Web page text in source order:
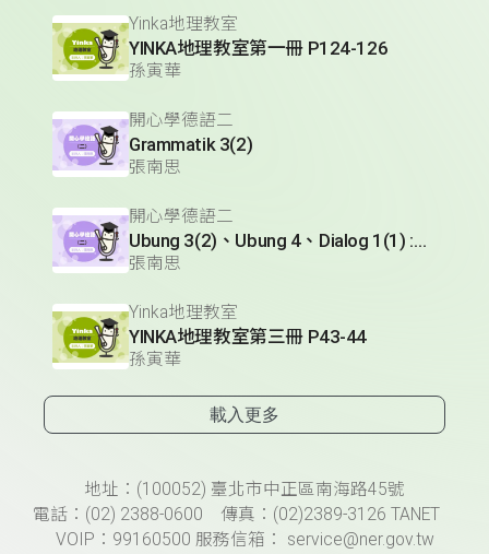
Yinka地理教室
YINKA地理教室第一冊 P124-126
孫寅華
開心學德語二
Grammatik 3(2)
張南思
開心學德語二
Ubung 3(2)、Ubung 4、Dialog 1(1) :Glossar
張南思
Yinka地理教室
YINKA地理教室第三冊 P43-44
孫寅華
載入更多
頁尾資訊地址：(100052) 臺北市中正區南海路45號
電話：(02) 2388-0600 傳真：(02)2389-3126 TANET
VOIP：99160500 服務信箱： service@ner.gov.tw